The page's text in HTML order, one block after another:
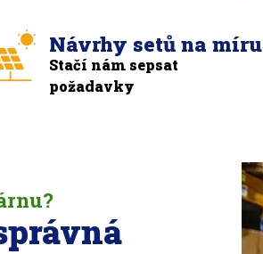
Návrhy setů na míru
Stačí nám sepsat
požadavky